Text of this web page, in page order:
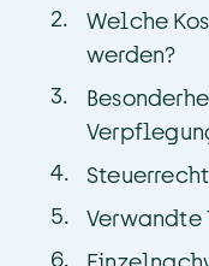
2.
Welche
werden?
3.
4.
5.
Verwandte
6.